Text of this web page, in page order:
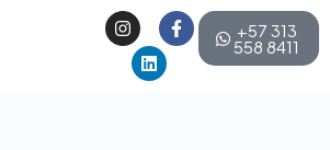
+57 313
558 8411